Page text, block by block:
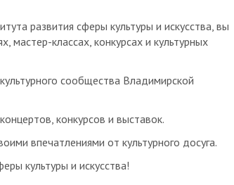
развития сферы культуры и искусства, вы
мастер-классах, конкурсах и культурных
сообщества Владимирской
конкурсов и выставок.
впечатлениями от культурного досуга.
культуры и искусства!